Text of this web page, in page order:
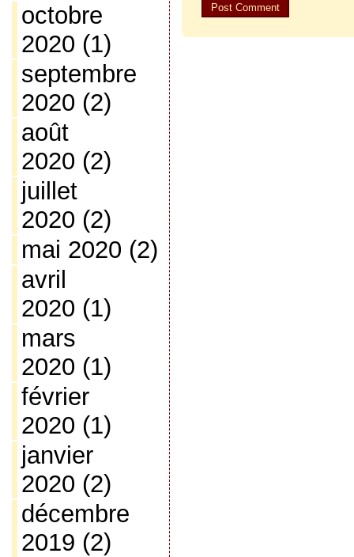
octobre
2020 (1)
septembre
2020 (2)
août
2020 (2)
juillet
2020 (2)
mai 2020 (2)
avril
2020 (1)
mars
2020 (1)
février
2020 (1)
janvier
2020 (2)
décembre
2019 (2)